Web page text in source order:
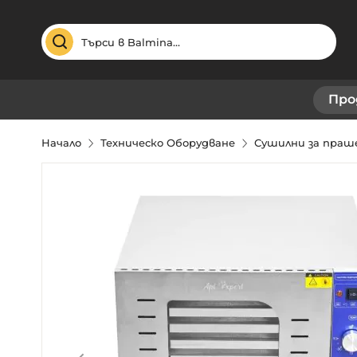
Търсене
Начало Техническо Оборудване Сушилни за
изображенията